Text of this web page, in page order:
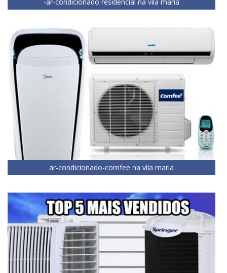
ar-condicionado-comfee na vila maria